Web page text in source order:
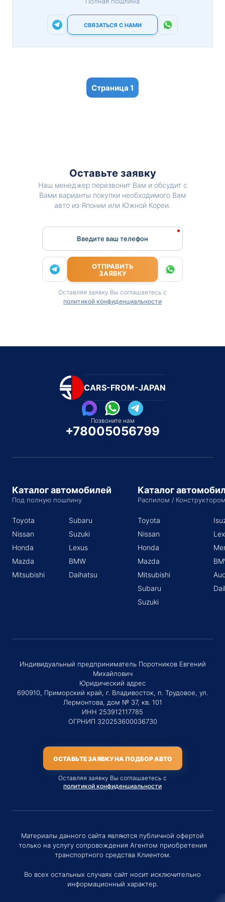
СВЯЗАТЬСЯ С НАМИ
1
Оставьте заявку
Наш менеджер перезвонит Вам и обсудит с
Вами варианты покупки необходимого Вам
авто из Японии или Южной Кореи.
Введите ваш телефон
ОТПРАВИТЬ
ЗАЯВКУ
Оставляя заявку Вы соглашаетесь с
политикой конфиденциальности
CARS-FROM-JAPAN
Позвоните нам
+78005056799
Каталог автомобилей
Под полную пошлину
Toyota
Nissan
Honda
Mazda
Mitsubishi
Subaru
Suzuki
Lexus
BMW
Daihatsu
Каталог
Распилом /
Toyota
Nissan
Honda
Mazda
Mitsubishi
Subaru
Suzuki
Индивидуальный предприниматель Поротников Евгений
Михайлович
Юридический адрес
690910, Приморский край, г. Владивосток, п. Трудовое, ул.
Лермонтова, дом № 37, кв. 101
ИНН 253912117785
ОГРНИП 320253600036730
ОСТАВЬТЕ ЗАЯВКУ НА ПОДБОР АВТО
Оставляя заявку Вы соглашаетесь с
политикой конфиденциальности
Материалы данного сайта являются публичной офертой
только на услугу сопровождения Агентом приобретения
транспортного средства Клиентом.
Во всех остальных случаях сайт носит исключительно
информационный характер.